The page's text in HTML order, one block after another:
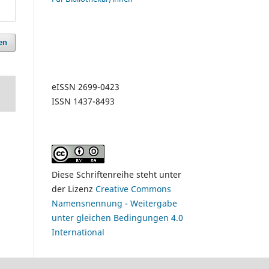
eISSN 2699-0423
ISSN 1437-8493
Diese Schriftenreihe steht unter
der Lizenz Creative Commons
Namensnennung - Weitergabe
unter gleichen Bedingungen 4.0
International